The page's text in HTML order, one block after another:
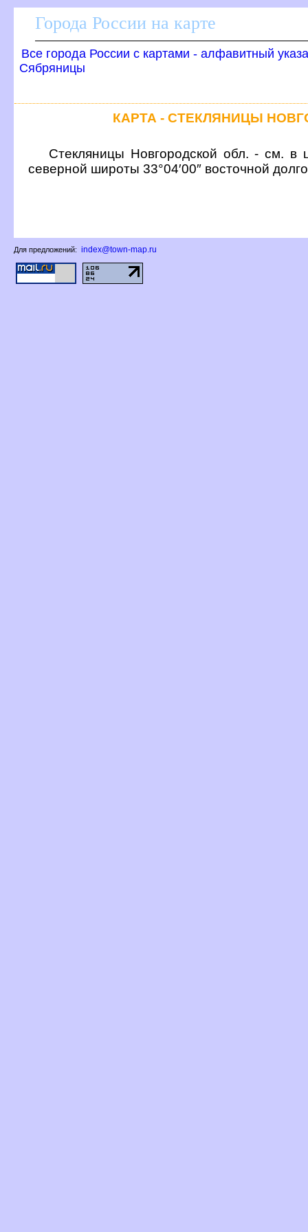
Города России на карте
се города России с картами - алфавитный
Сябряницы
КАРТА - СТЕКЛЯНИЦЫ
Стекляницы Новгородской обл. - см. в
северной широты 33°04′00″ восточной
Для предложений: index@town-map.ru